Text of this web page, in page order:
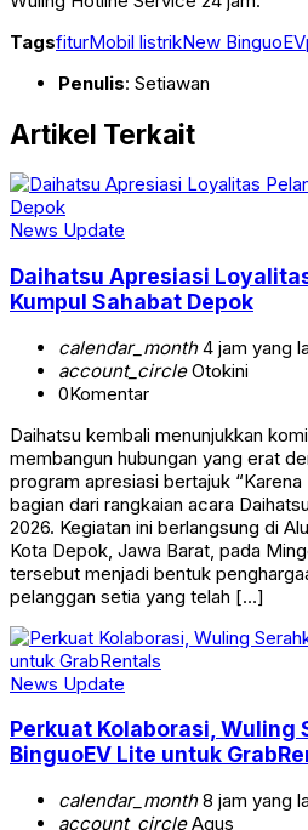
TagsfiturMobil listrikNew BinguoEV
Penulis: Setiawan
Artikel Terkait
News Update
Daihatsu Apresiasi
Kumpul Sahabat Depok
calendar_month4 jam yang
account_circleOtokini
0Komentar
Daihatsu kembali menunjukkan
membangun hubungan yang erat
program apresiasi bertajuk
bagian dari rangkaian acara
2026. Kegiatan ini berlangsung di
Kota Depok, Jawa Barat, pada
tersebut menjadi bentuk
pelanggan setia yang telah […]
News Update
Perkuat Kolaborasi, Wuling
BinguoEV Lite untuk
calendar_month8 jam yang
account_circleAgus